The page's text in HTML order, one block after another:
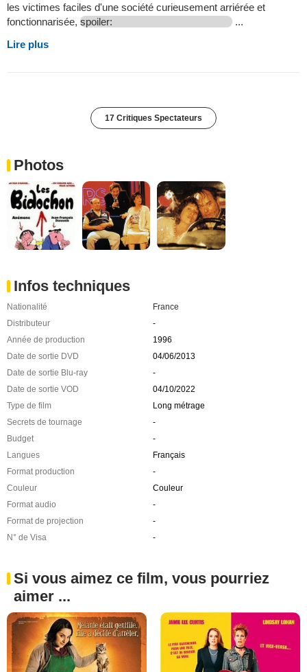
les victimes faciles d'une société curieusement arriérée et
fonctionnarisée, spoiler:
...
Lire plus
17 Critiques Spectateurs
Photos
Infos techniques
Nationalité
France
Distributeur
-
Année de production
1996
Date de sortie DVD
04/06/2013
Date de sortie Blu-ray
-
Date de sortie VOD
04/10/2022
Type de film
Long métrage
Secrets de tournage
-
Budget
-
Langues
Français
Format production
-
Couleur
Couleur
Format audio
-
Format de projection
-
N° de Visa
-
Si vous aimez ce film, vous pourriez
aimer ...